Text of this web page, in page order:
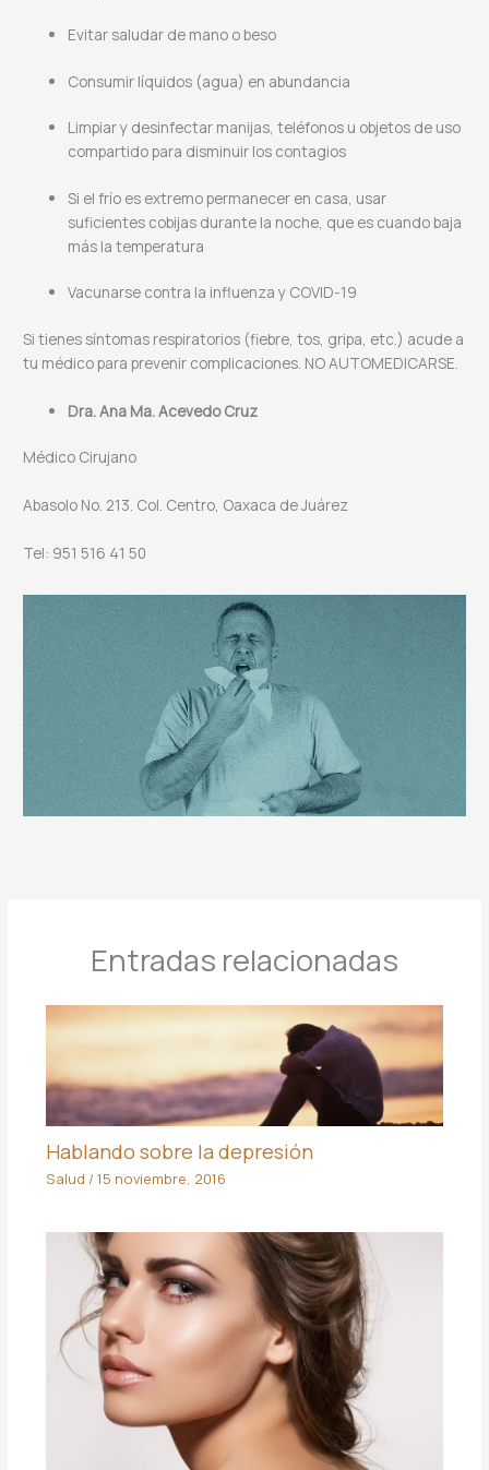
Evitar saludar de mano o beso
Consumir líquidos (agua) en abundancia
Limpiar y desinfectar manijas, teléfonos u objetos de uso
compartido para disminuir los contagios
Si el frío es extremo permanecer en casa, usar
suficientes cobijas durante la noche, que es cuando baja
más la temperatura
Vacunarse contra la influenza y COVID-19
Si tienes síntomas respiratorios (fiebre, tos, gripa, etc.) acude a
tu médico para prevenir complicaciones. NO AUTOMEDICARSE.
Dra. Ana Ma. Acevedo Cruz
Médico Cirujano
Abasolo No. 213. Col. Centro, Oaxaca de Juárez
Tel: 951 516 41 50
Entradas relacionadas
Hablando sobre la depresión
Salud / 15 noviembre, 2016